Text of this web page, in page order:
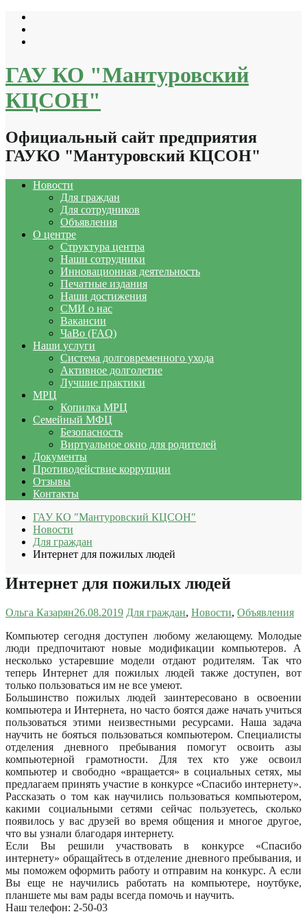
Перейти
содержимому
ГАУ КО "Мантуровский
КЦСОН"
Официальный сайт предприятия
ГАУКО "Мантуровский КЦСОН"
Новости
Для граждан
Для сотрудников
Объявления
О центре
Структура центра
Наши сотрудники
Инновационная деятельность
Печатные издания
Наши достижения
СМИ о нас
Вакансии
ЧаВо (FAQ)
Наши услуги
Система долговременного ухода
Активное долголетие
Лучшие практики
МРЦ
Копилка МРЦ
Семейный МФЦ
Безопасность
Виртуальное окно для родителей
Документы
Противодействие коррупции
Отзывы
Контакты
ГАУ КО "Мантуровский КЦСОН"
Новости
Для граждан
Интернет для пожилых людей
Интернет для пожилых людей
Ольга Казарян26.08.2019 Для граждан, Новости, Объявления
Компьютер сегодня доступен любому желающему. Молодые
люди предпочитают новые модификации компьютеров. А
несколько устаревшие модели отдают родителям. Так что
теперь Интернет для пожилых людей также доступен, вот
только пользоваться им не все умеют.
Большинство пожилых людей заинтересовано в освоении
компьютера и Интернета, но часто боятся даже начать учиться
пользоваться этими неизвестными ресурсами. Наша задача
научить не бояться пользоваться компьютером. Специалисты
отделения дневного пребывания помогут освоить азы
компьютерной грамотности. Для тех кто уже освоил
компьютер и свободно «вращается» в социальных сетях, мы
предлагаем принять участие в конкурсе «Спасибо интернету».
Рассказать о том как научились пользоваться компьютером,
какими социальными сетями сейчас пользуетесь, сколько
появилось у вас друзей во время общения и многое другое,
что вы узнали благодаря интернету.
Если Вы решили участвовать в конкурсе «Спасибо
интернету» обращайтесь в отделение дневного пребывания, и
мы поможем оформить работу и отправим на конкурс. А если
Вы еще не научились работать на компьютере, ноутбуке,
планшете мы вам рады всегда помочь и научить.
Наш телефон: 2-50-03